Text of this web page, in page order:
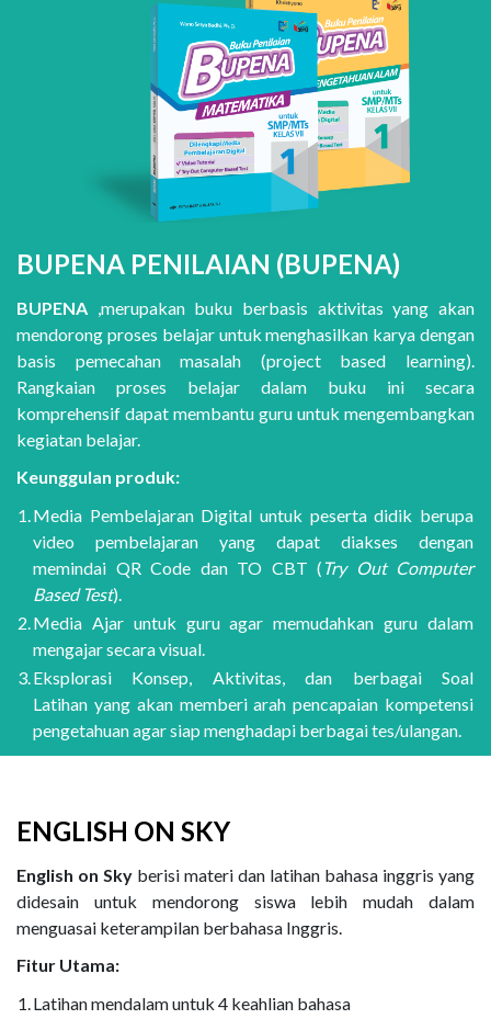
BUPENA PENILAIAN (BUPENA)
BUPENA ,merupakan buku berbasis aktivitas yang akan
mendorong proses belajar untuk menghasilkan karya dengan
basis pemecahan masalah (project based learning).
Rangkaian proses belajar dalam buku ini secara
komprehensif dapat membantu guru untuk mengembangkan
kegiatan belajar.
Keunggulan produk:
1.Media Pembelajaran Digital untuk peserta didik berupa
video pembelajaran yang dapat diakses dengan
memindai QR Code dan TO CBT (Try Out Computer
Based Test).
2.Media Ajar untuk guru agar memudahkan guru dalam
mengajar secara visual.
3.Eksplorasi Konsep, Aktivitas, dan berbagai Soal
Latihan yang akan memberi arah pencapaian kompetensi
pengetahuan agar siap menghadapi berbagai tes/ulangan.
ENGLISH ON SKY
English on Sky berisi materi dan latihan bahasa inggris yang
didesain untuk mendorong siswa lebih mudah dalam
menguasai keterampilan berbahasa Inggris.
Fitur Utama:
1.Latihan mendalam untuk 4 keahlian bahasa